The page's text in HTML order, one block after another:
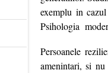
exemplu in
Psihologia
Persoanele
amenintari, si